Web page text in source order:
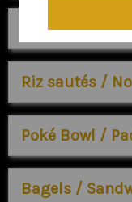
Topyaki /
Riz sautés /
Poké Bowl /
Bagels /